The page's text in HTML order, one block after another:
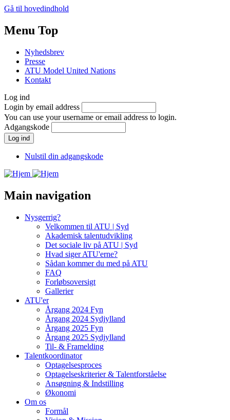
Gå til hovedindhold
Menu Top
Nyhedsbrev
Presse
ATU Model United Nations
Kontakt
Log ind
Login by email address
You can use your username or email address to login.
Adgangskode
Nulstil din adgangskode
Main navigation
Nysgerrig?
Velkommen til ATU | Syd
Akademisk talentudvikling
Det sociale liv på ATU | Syd
Hvad siger ATU'erne?
Sådan kommer du med på ATU
FAQ
Forløbsoversigt
Gallerier
ATU'er
Årgang 2024 Fyn
Årgang 2024 Sydjylland
Årgang 2025 Fyn
Årgang 2025 Sydjylland
Til- & Framelding
Talentkoordinator
Optagelsesproces
Optagelseskriterier & Talentforståelse
Ansøgning & Indstilling
Økonomi
Om os
Formål